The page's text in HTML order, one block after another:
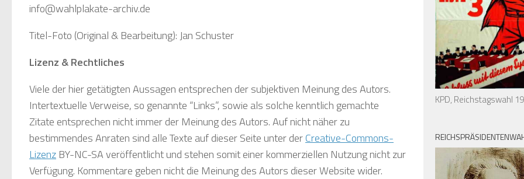
info@wahlplakate-archiv.de
Titel-Foto (Original & Bearbeitung): Jan Schuster
Lizenz & Rechtliches
Viele der hier getätigten Aussagen entsprechen der subjektiven Meinung des Autors.
Intertextuelle Verweise, so genannte “Links”, sowie als solche kenntlich gemachte
Zitate entsprechen nicht immer der Meinung des Autors. Auf nicht näher zu
bestimmendes Anraten sind alle Texte auf dieser Seite unter derCreative-Commons-
Lizenz BY-NC-SA veröffentlicht und stehen somit einer kommerziellen Nutzung nicht zur
Verfügung. Kommentare geben nicht die Meinung des Autors dieser Website wider.
KPD, Reichstagswahl